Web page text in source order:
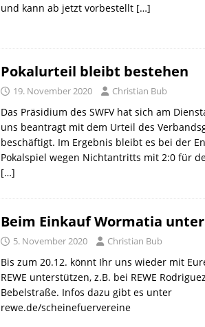
und kann ab jetzt vorbestellt […]
Pokalurteil bleibt bestehen
19. November 2020 Christian Bub
Das Präsidium des SWFV hat sich am
uns beantragt mit dem Urteil des
beschäftigt. Im Ergebnis bleibt es bei der
Pokalspiel wegen Nichtantritts mit 2:0 für
[…]
Beim Einkauf Wormatia
5. November 2020 Christian Bub
Bis zum 20.12. könnt Ihr uns wieder mit
REWE unterstützen, z.B. bei REWE
Bebelstraße. Infos dazu gibt es unter
rewe.de/scheinefuervereine